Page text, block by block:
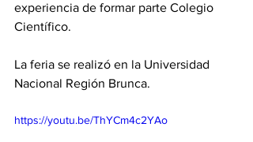
experiencia de formar parte Colegio
Científico.
La feria se realizó en la Universidad
Nacional Región Brunca.
https://youtu.be/ThYCm4c2YAo